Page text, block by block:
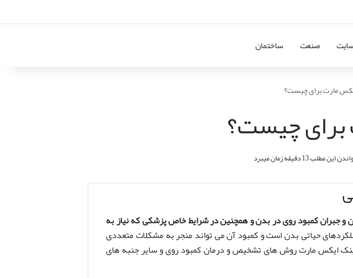
صنعت ساختمان
مارت برای چیست؟
چیست؟
این مطلب 13 دقیقه زمان میبرد
جبران کمبود روی در بدن و همچنین در شرایط خاص پزشکی که نیاز به
حیاتی بدن است و کمبود آن می تواند منجر به مشکلات متعددی
ایکس مارت روش های تشخیص و درمان کمبود روی و سایر جنبه های